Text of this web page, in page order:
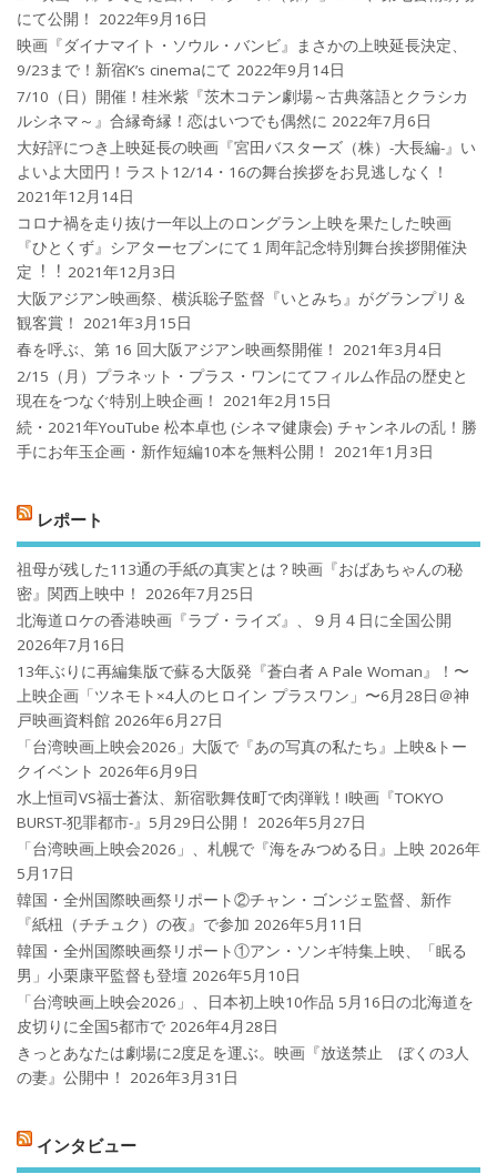
にて公開！
2022年9月16日
映画『ダイナマイト・ソウル・バンビ』まさかの上映延長決定、
9/23まで！新宿K’s cinemaにて 2022年9月14日
7/10（日）開催！桂米紫『茨木コテン劇場～古典落語とクラシカ
ルシネマ～』合縁奇縁！恋はいつでも偶然に 2022年7月6日
大好評につき上映延長の映画『宮田バスターズ（株）-大長編-』い
よいよ大団円！ラスト12/14・16の舞台挨拶をお見逃しなく！
2021年12月14日
コロナ禍を⾛り抜け⼀年以上のロングラン上映を果たした映画
『ひとくず』シアターセブンにて１周年記念特別舞台挨拶開催決
定︕︕ 2021年12月3日
大阪アジアン映画祭、横浜聡子監督『いとみち』がグランプリ＆
観客賞！
2021年3月15日
春を呼ぶ、第 16 回大阪アジアン映画祭開催！
2021年3月4日
2/15（月）プラネット・プラス・ワンにてフィルム作品の歴史と
現在をつなぐ特別上映企画！
2021年2月15日
続・2021年YouTube 松本卓也 (シネマ健康会) チャンネルの乱！勝
手にお年玉企画・新作短編10本を無料公開！
2021年1月3日
レポート
祖母が残した113通の手紙の真実とは？映画『おばあちゃんの秘
密』関西上映中！
2026年7月25日
北海道ロケの香港映画『ラブ・ライズ』、９月４日に全国公開
2026年7月16日
13年ぶりに再編集版で蘇る大阪発『蒼白者 A Pale Woman』！〜
上映企画「ツネモト×4人のヒロイン プラスワン」〜6月28日＠神
戸映画資料館 2026年6月27日
「台湾映画上映会2026」大阪で『あの写真の私たち』上映&トー
クイベント 2026年6月9日
水上恒司VS福士蒼汰、新宿歌舞伎町で肉弾戦！!映画『TOKYO
BURST-犯罪都市-』5月29日公開！
2026年5月27日
「台湾映画上映会2026」、札幌で『海をみつめる日』上映 2026年
5月17日
韓国・全州国際映画祭リポート②チャン・ゴンジェ監督、新作
『紙杻（チチュク）の夜』で参加 2026年5月11日
韓国・全州国際映画祭リポート①アン・ソンギ特集上映、「眠る
男」小栗康平監督も登壇 2026年5月10日
「台湾映画上映会2026」、日本初上映10作品 5月16日の北海道を
皮切りに全国5都市で 2026年4月28日
きっとあなたは劇場に2度足を運ぶ。映画『放送禁止 ぼくの3人
の妻』公開中！
2026年3月31日
インタビュー